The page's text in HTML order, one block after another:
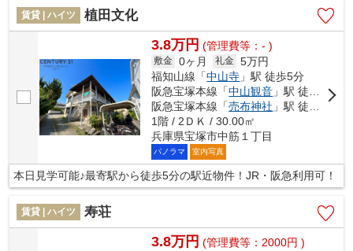
賃貸 | ハイツ 植田文化
3.8万円 (管理費等：- )
敷金 0ヶ月 礼金 5万円
福知山線「中山寺 」駅 徒歩5分
阪急宝塚本線「中山観音 」駅 徒歩6分
阪急宝塚本線「売布神社 」駅 徒歩16分
1階 / 2ＤＫ / 30.00㎡
兵庫県宝塚市中筋１丁目
パノラマ 室内写真
本日見学可能♪最寄駅から徒歩5分の駅近物件！JR・阪急利用可！
賃貸 | ハイツ 寿荘
3.8万円 (管理費等：2000円 )